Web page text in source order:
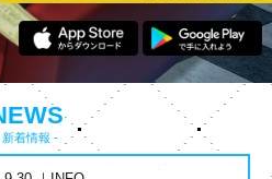
新着情報 -